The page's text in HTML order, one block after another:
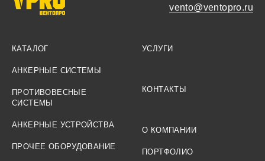
КАТАЛОГ
АНКЕРНЫЕ СИСТЕМЫ
ПРОТИВОВЕСНЫЕ
СИСТЕМЫ
АНКЕРНЫЕ УСТРОЙСТВА
ПРОЧЕЕ ОБОРУДОВАНИЕ
УСЛУГИ
О КОМПАНИИ
ПОРТФОЛИО
КОНТАКТЫ
vento@ventopro.ru